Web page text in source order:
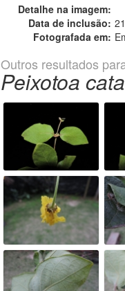
Detalhe na imagem:
Data de inclusão:
Fotografada em:
Outros resultados
Peixotoa